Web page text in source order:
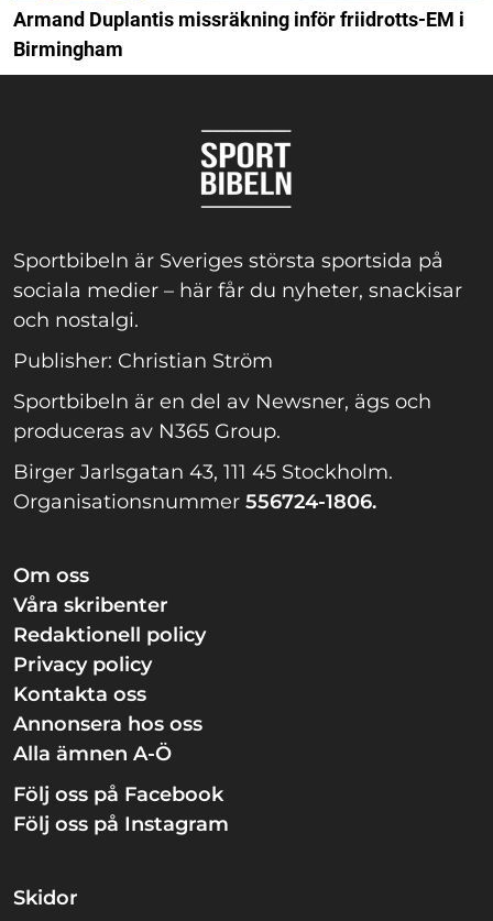
Armand Duplantis missräkning inför friidrotts-EM i
Birmingham
Sportbibeln är Sveriges största sportsida på
sociala medier – här får du nyheter, snackisar
och nostalgi.
Publisher: Christian Ström
Sportbibeln är en del av Newsner, ägs och
produceras av N365 Group.
Birger Jarlsgatan 43, 111 45 Stockholm.
Organisationsnummer 556724-1806.
Om oss
Våra skribenter
Redaktionell policy
Privacy policy
Kontakta oss
Annonsera hos oss
Alla ämnen A-Ö
Följ oss på Facebook
Följ oss på Instagram
Skidor